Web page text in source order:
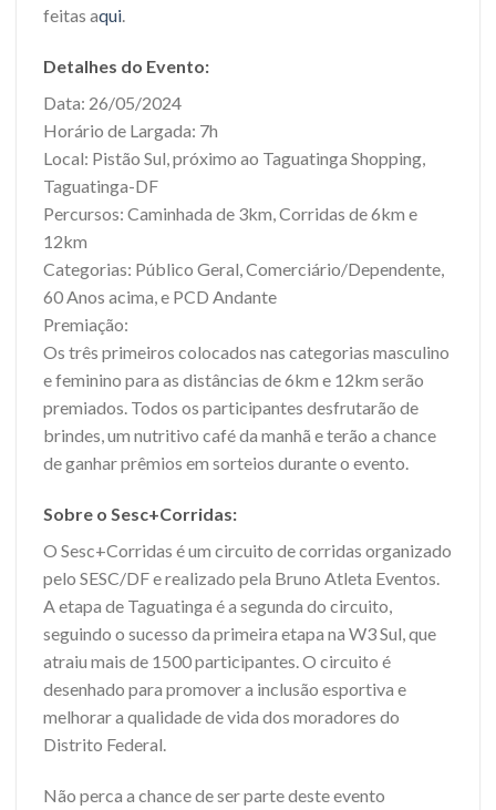
feitas aqui.
Detalhes do Evento:
Data: 26/05/2024
Horário de Largada: 7h
Local: Pistão Sul, próximo ao Taguatinga Shopping,
Taguatinga-DF
Percursos: Caminhada de 3km, Corridas de 6km e
12km
Categorias: Público Geral, Comerciário/Dependente,
60 Anos acima, e PCD Andante
Premiação:
Os três primeiros colocados nas categorias masculino
e feminino para as distâncias de 6km e 12km serão
premiados. Todos os participantes desfrutarão de
brindes, um nutritivo café da manhã e terão a chance
de ganhar prêmios em sorteios durante o evento.
Sobre o Sesc+Corridas:
O Sesc+Corridas é um circuito de corridas organizado
pelo SESC/DF e realizado pela Bruno Atleta Eventos.
A etapa de Taguatinga é a segunda do circuito,
seguindo o sucesso da primeira etapa na W3 Sul, que
atraiu mais de 1500 participantes. O circuito é
desenhado para promover a inclusão esportiva e
melhorar a qualidade de vida dos moradores do
Distrito Federal.
Não perca a chance de ser parte deste evento